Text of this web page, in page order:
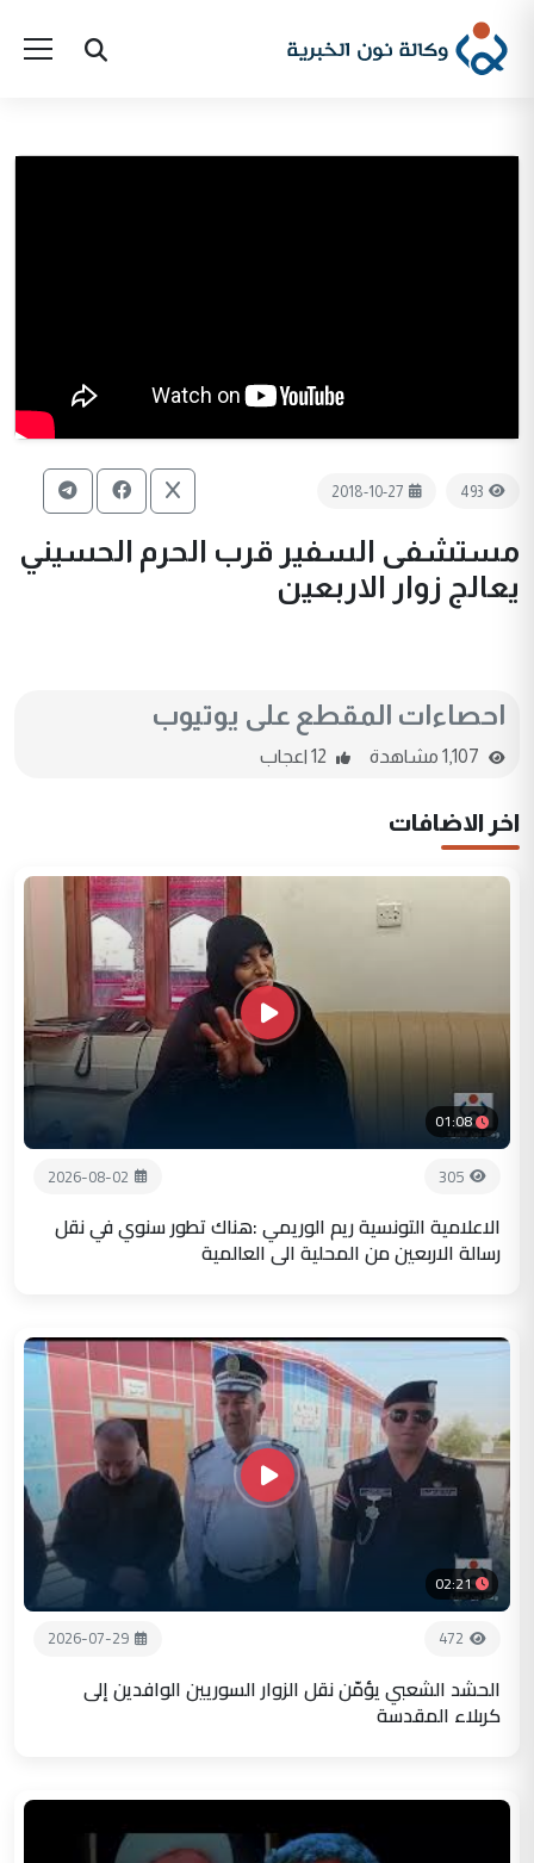
493
2018-10-27
مستشفى السفير قرب الحرم الحسيني
يعالج زوار الاربعين
احصاءات المقطع على يوتيوب
اخر الاضافات
01:08
305
2026-08-02
الاعلامية التونسية ريم الوريمي :هناك تطور سنوي في نقل
رسالة الاربعين من المحلية الى العالمية
02:21
472
2026-07-29
الحشد الشعبي يؤمّن نقل الزوار السوريين الوافدين إلى
كربلاء المقدسة